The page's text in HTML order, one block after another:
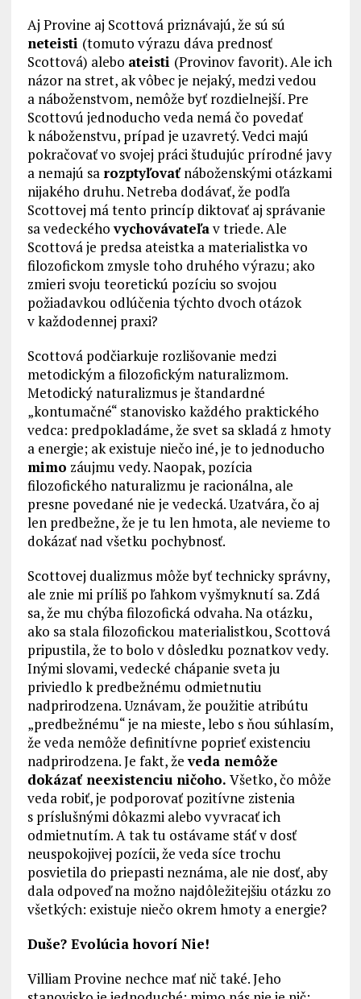
Aj Provine aj Scottová priznávajú, že sú sú
neteisti (tomuto výrazu dáva prednosť
Scottová) alebo ateisti (Provinov favorit). Ale ich
názor na stret, ak vôbec je nejaký, medzi vedou
a náboženstvom, nemôže byť rozdielnejší. Pre
Scottovú jednoducho veda nemá čo povedať
k náboženstvu, prípad je uzavretý. Vedci majú
pokračovať vo svojej práci študujúc prírodné javy
a nemajú sa rozptyľovaťnáboženskými otázkami
nijakého druhu. Netreba dodávať, že podľa
Scottovej má tento princíp diktovať aj správanie
sa vedeckéhovychovávateľav triede. Ale
Scottová je predsa ateistka a materialistka vo
filozofickom zmysle toho druhého výrazu; ako
zmieri svoju teoretickú pozíciu so svojou
požiadavkou odlúčenia týchto dvoch otázok
v každodennej praxi?
Scottová podčiarkuje rozlišovanie medzi
metodickým a filozofickým naturalizmom.
Metodický naturalizmus je štandardné
„kontumačné“ stanovisko každého praktického
vedca: predpokladáme, že svet sa skladá z hmoty
a energie; ak existuje niečo iné, je to jednoducho
mimo záujmu vedy. Naopak, pozícia
filozofického naturalizmu je racionálna, ale
presne povedané nie je vedecká. Uzatvára, čo aj
len predbežne, že je tu len hmota, ale nevieme to
dokázať nad všetku pochybnosť.
Scottovej dualizmus môže byť technicky správny,
ale znie mi príliš po ľahkom vyšmyknutí sa. Zdá
sa, že mu chýba filozofická odvaha. Na otázku,
ako sa stala filozofickou materialistkou, Scottová
pripustila, že to bolo v dôsledku poznatkov vedy.
Inými slovami, vedecké chápanie sveta ju
priviedlo k predbežnému odmietnutiu
nadprirodzena. Uznávam, že použitie atribútu
„predbežnému“ je na mieste, lebo s ňou súhlasím,
že veda nemôže definitívne poprieť existenciu
nadprirodzena. Je fakt, ževeda nemôže
dokázať neexistenciu ničoho. Všetko, čo môže
veda robiť, je podporovať pozitívne zistenia
s príslušnými dôkazmi alebo vyvracať ich
odmietnutím. A tak tu ostávame stáť v dosť
neuspokojivej pozícii, že veda síce trochu
posvietila do priepasti neznáma, ale nie dosť, aby
dala odpoveď na možno najdôležitejšiu otázku zo
všetkých: existuje niečo okrem hmoty a energie?
Duše? Evolúcia hovorí Nie!
Villiam Provine nechce mať nič také. Jeho